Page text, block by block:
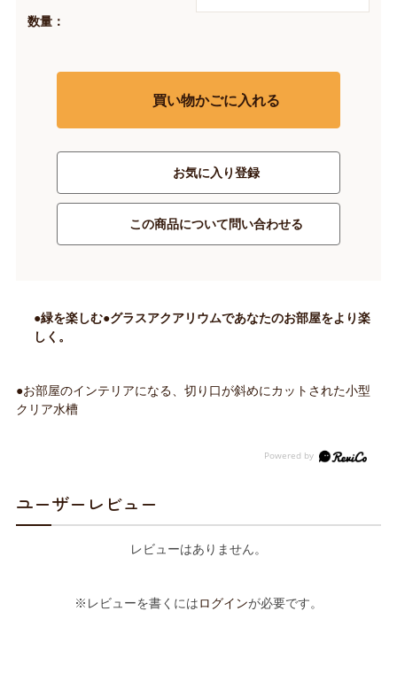
数量：
買い物かごに入れる
お気に入り登録
この商品について問い合わせる
●緑を楽しむ●グラスアクアリウムであなたのお部屋をより楽
しく。
●お部屋のインテリアになる、切り口が斜めにカットされた小型
クリア水槽
ユーザーレビュー
レビューはありません。
※レビューを書くにはログインが必要です。